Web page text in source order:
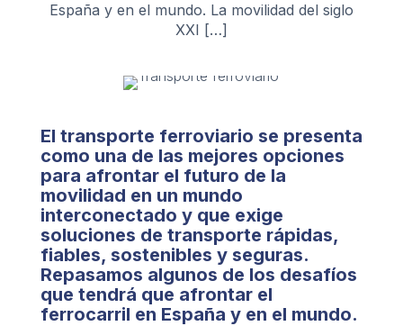
España y en el mundo. La movilidad del siglo
XXI […]
El transporte ferroviario se presenta
como una de las mejores opciones
para afrontar el futuro de la
movilidad en un mundo
interconectado y que exige
soluciones de transporte rápidas,
fiables, sostenibles y seguras.
Repasamos algunos de los desafíos
que tendrá que afrontar el
ferrocarril en España y en el mundo.